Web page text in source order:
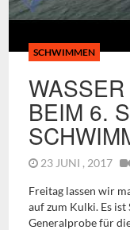
SCHWIMMEN
BEIM 6.
23 JUNI , 2017
Freitag lassen wir
auf zum Kulki. Es
Generalprobe für